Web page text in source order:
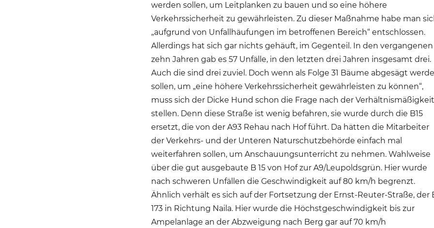
werden sollen, um Leitplanken zu bauen und so eine höhere
Verkehrssicherheit zu gewährleisten. Zu dieser Maßnahme habe man
„aufgrund von Unfallhäufungen im betroffenen Bereich“ entschlossen.
Allerdings hat sich gar nichts gehäuft, im Gegenteil. In den vergangenen
zehn Jahren gab es 57 Unfälle, in den letzten drei Jahren insgesamt drei.
Auch die sind drei zuviel. Doch wenn als Folge 31 Bäume abgesägt
sollen, um „eine höhere Verkehrssicherheit gewährleisten zu können“,
muss sich der Dicke Hund schon die Frage nach der Verhältnismäßigkeit
stellen. Denn diese Straße ist wenig befahren, sie wurde durch die B15
ersetzt, die von der A93 Rehau nach Hof führt. Da hätten die Mitarbeiter
der Verkehrs- und der Unteren Naturschutzbehörde einfach mal
weiterfahren sollen, um Anschauungsunterricht zu nehmen. Wahlweise
über die gut ausgebaute B 15 von Hof zur A9/Leupoldsgrün. Hier wurde
nach schweren Unfällen die Geschwindigkeit auf 80 km/h begrenzt.
Ähnlich verhält es sich auf der Fortsetzung der Ernst-Reuter-Straße, der
173 in Richtung Naila. Hier wurde die Höchstgeschwindigkeit bis zur
Ampelanlage an der Abzweigung nach Berg gar auf 70 km/h